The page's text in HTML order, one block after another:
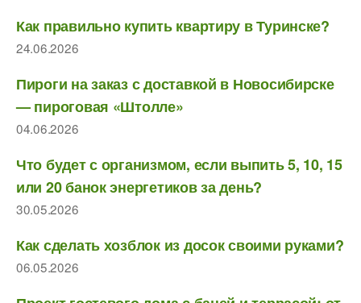
Как правильно купить квартиру в Туринске?
24.06.2026
Пироги на заказ с доставкой в Новосибирске
— пироговая «Штолле»
04.06.2026
Что будет с организмом, если выпить 5, 10, 15
или 20 банок энергетиков за день?
30.05.2026
Как сделать хозблок из досок своими руками?
06.05.2026